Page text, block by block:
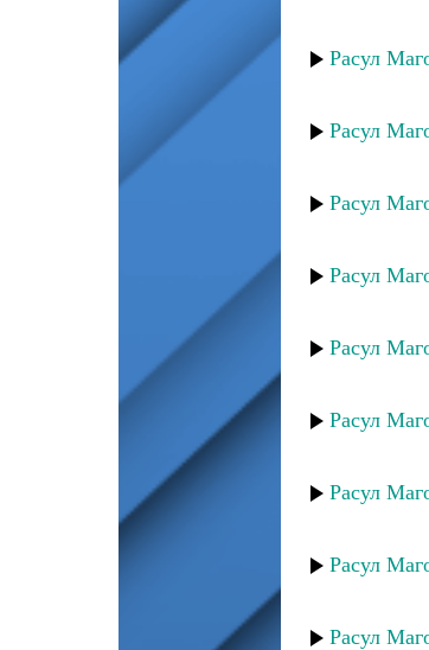
Расул
Расул
Расул
Расул
Расул
Расул
Расул
Расул
Расул